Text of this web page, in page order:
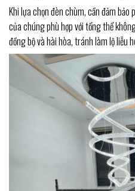
Khi lựa chọn đèn chùm, cần đảm
của chúng phù hợp với tổng thể
đồng bộ và hài hòa, tránh làm lộ liễu